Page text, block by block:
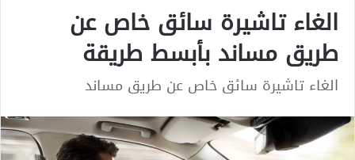
الغاء تاشيرة سائق خاص عن
طريق مساند بأبسط طريقة
الغاء تاشيرة سائق خاص عن طريق مساند